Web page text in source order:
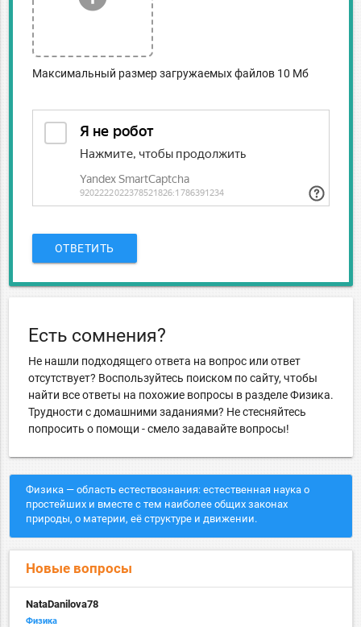
Максимальный размер загружаемых файлов 10 Мб
ОТВЕТИТЬ
Есть сомнения?
Не нашли подходящего ответа на вопрос или ответ
отсутствует? Воспользуйтесь поиском по сайту, чтобы
найти все ответы на похожие вопросы в разделе Физика.
Трудности с домашними заданиями? Не стесняйтесь
попросить о помощи - смело задавайте вопросы!
Физика — область естествознания: естественная наука о
простейших и вместе с тем наиболее общих законах
природы, о материи, её структуре и движении.
Новые вопросы
NataDanilova78
Физика